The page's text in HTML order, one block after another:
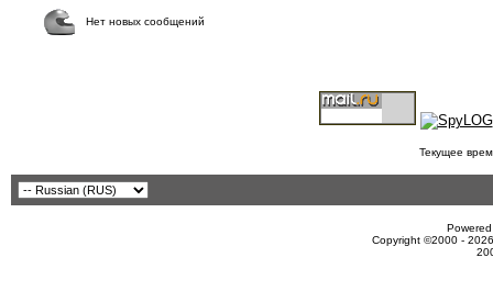
Нет новых сообщений
Текущее
Copyright ©2000 -